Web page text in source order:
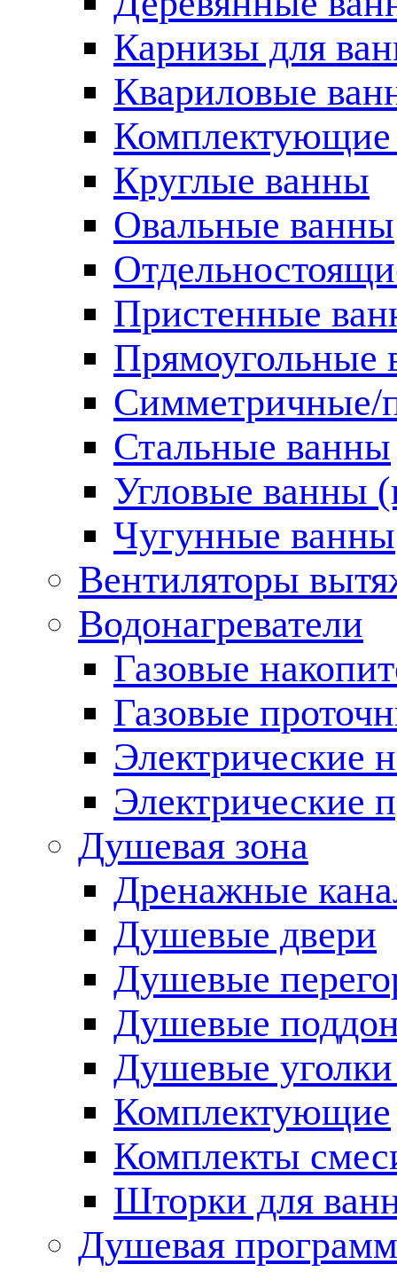
Карнизы для
Квариловые
Комплектующие
Круглые ванны
Овальные ванны
Пристенные
Прямоугольные
Симметричные/
Стальные ванны
Угловые ванны
Чугунные ванны
Вентиляторы
Водонагреватели
Газовые
Газовые
Электрические
Электрические
Душевая зона
Дренажные
Душевые двери
Душевые
Душевые
Душевые
Комплектующие
Комплекты
Шторки для
Душевая